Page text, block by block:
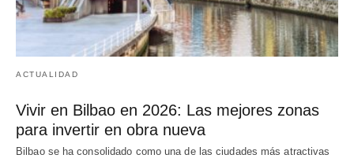
ACTUALIDAD
Vivir en Bilbao en 2026: Las mejores zonas
para invertir en obra nueva
Bilbao se ha consolidado como una de las ciudades más atractivas